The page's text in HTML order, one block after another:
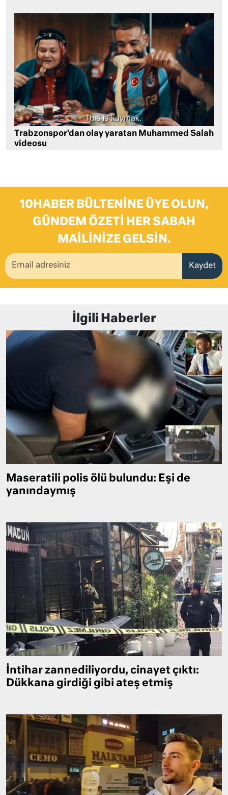
Trabzonspor’dan olay yaratan Muhammed Salah
videosu
10HABER BÜLTENINE ÜYE OLUN,
GÜNDEM ÖZETI HER SABAH
MAILINIZE GELSIN.
Kaydet
İlgili Haberler
Maseratili polis ölü bulundu: Eşi de
yanındaymış
İntihar zannediliyordu, cinayet çıktı:
Dükkana girdiği gibi ateş etmiş